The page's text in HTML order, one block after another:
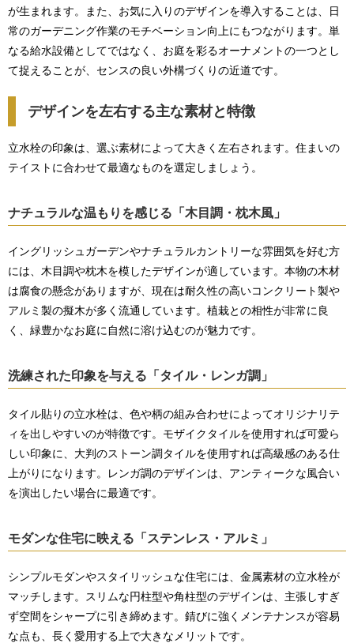
が生まれます。また、お気に入りのデザインを導入することは、日
常のガーデニング作業のモチベーション向上にもつながります。単
なる給水設備としてではなく、お庭を彩るオーナメントの一つとし
て捉えることが、センスの良い外構づくりの近道です。
デザインを左右する主な素材と特徴
立水栓の印象は、選ぶ素材によって大きく左右されます。住まいの
テイストに合わせて最適なものを選定しましょう。
ナチュラルな温もりを感じる「木目調・枕木風」
イングリッシュガーデンやナチュラルカントリーな雰囲気を好む方
には、木目調や枕木を模したデザインが適しています。本物の木材
は腐食の懸念がありますが、現在は耐久性の高いコンクリート製や
アルミ製の擬木が多く流通しています。植栽との相性が非常に良
く、緑豊かなお庭に自然に溶け込むのが魅力です。
洗練された印象を与える「タイル・レンガ調」
タイル貼りの立水栓は、色や柄の組み合わせによってオリジナリテ
ィを出しやすいのが特徴です。モザイクタイルを使用すれば可愛ら
しい印象に、大判のストーン調タイルを使用すれば高級感のある仕
上がりになります。レンガ調のデザインは、アンティークな風合い
を演出したい場合に最適です。
モダンな住宅に映える「ステンレス・アルミ」
シンプルモダンやスタイリッシュな住宅には、金属素材の立水栓が
マッチします。スリムな円柱型や角柱型のデザインは、主張しすぎ
ず空間をシャープに引き締めます。錆びに強くメンテナンスが容易
な点も、長く愛用する上で大きなメリットです。